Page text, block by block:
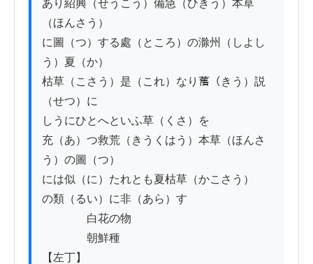
あり紹興（せうこう）備急（ひきう）本草
（ほんさう）
に圖（つ）する處（ところ）の滁州（しよし
う）夏（か）
枯草（こさう）是（これ）なり𦾔（きう）説
（せつ）に
しうにひとへといふ草（くさ）を
充（あ）つ救荒（きうくはう）本草（ほんさ
う）の圖（つ）
には似（に）たれとも夏枯草（かこさう）
の類（るい）に非（あら）す
白花の物
朝鮮種
【左丁】